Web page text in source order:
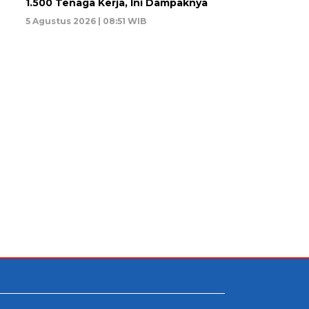
1.500 Tenaga Kerja, Ini Dampaknya
5 Agustus 2026 | 08:51 WIB